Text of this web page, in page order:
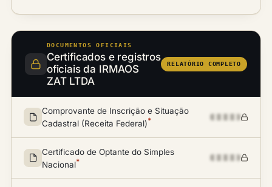
DOCUMENTOS OFICIAIS
Certificados e registros
oficiais da IRMAOS
ZAT LTDA
RELATÓRIO COMPLETO
Comprovante de Inscrição e Situação
Cadastral (Receita Federal)*
Certificado de Optante do Simples
Nacional*